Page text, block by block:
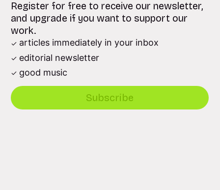
Register for free to receive our newsletter,
and upgrade if you want to support our
work.
articles immediately in your inbox
editorial newsletter
good music
Subscribe